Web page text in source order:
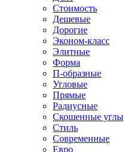
Стоимость
Дешевые
Дорогие
Эконом-класс
Элитные
Форма
П-образные
Угловые
Прямые
Радиусные
Скошенные углы
Стиль
Современные
Евро